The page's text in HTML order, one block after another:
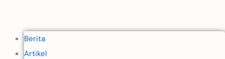
Berita
Artikel